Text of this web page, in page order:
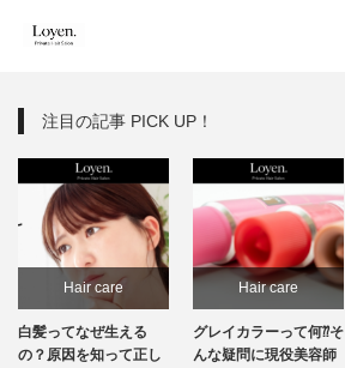
注目の記事 PICK UP！
Hair care
白髪ってなぜ生える
の？原因を知って正し
Hair care
グレイカラーって何⁇そ
んな疑問に現役美容師